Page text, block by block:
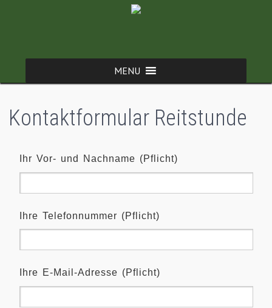
Kontaktformular Reitstunde
Ihr Vor- und Nachname (Pflicht)
Ihre Telefonnummer (Pflicht)
Ihre E-Mail-Adresse (Pflicht)